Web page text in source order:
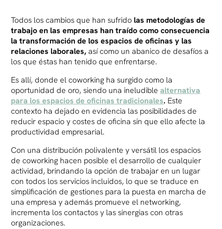
Todos los cambios que han sufrido las metodologías de
trabajo en las empresas han traído como consecuencia
la transformación de los espacios de oficinas y las
relaciones laborales, así como un abanico de desafíos a
los que éstas han tenido que enfrentarse.
Es allí, donde el coworking ha surgido como la
oportunidad de oro, siendo una ineludiblealternativa
para los espacios de oficinas tradicionales. Este
contexto ha dejado en evidencia las posibilidades de
reducir espacio y costes de oficina sin que ello afecte la
productividad empresarial.
Con una distribución polivalente y versátil los espacios
de coworking hacen posible el desarrollo de cualquier
actividad, brindando la opción de trabajar en un lugar
con todos los servicios incluidos, lo que se traduce en
simplificación de gestiones para la puesta en marcha de
una empresa y además promueve el networking,
incrementa los contactos y las sinergias con otras
organizaciones.